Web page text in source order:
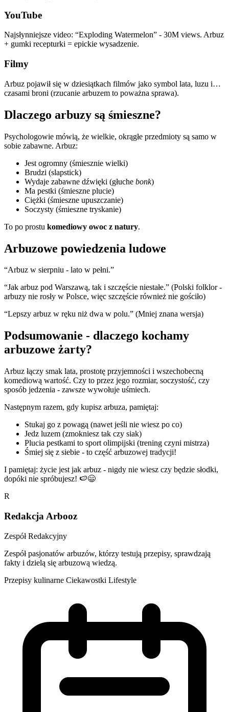
YouTube
Najsłynniejsze video: “Exploding Watermelon” - 30M views. Arbuz
+ gumki recepturki = epickie wysadzenie.
Filmy
Arbuz pojawił się w dziesiątkach filmów jako symbol lata, luzu i…
czasami broni (rzucanie arbuzem to poważna sprawa).
Dlaczego arbuzy są śmieszne?
Psychologowie mówią, że wielkie, okrągłe przedmioty są samo w
sobie zabawne. Arbuz:
Jest ogromny (śmiesznie wielki)
Brudzi (slapstick)
Wydaje zabawne dźwięki (głuche bonk)
Ma pestki (śmieszne plucie)
Ciężki (śmieszne upuszczanie)
Soczysty (śmieszne tryskanie)
To po prostu komediowy owoc z natury.
Arbuzowe powiedzenia ludowe
“Arbuz w sierpniu - lato w pełni.”
“Jak arbuz pod Warszawą, tak i szczęście niestałe.” (Polski folklor -
arbuzy nie rosły w Polsce, więc szczęście również nie gościło)
“Lepszy arbuz w ręku niż dwa w polu.” (Mniej znana wersja)
Podsumowanie - dlaczego kochamy
arbuzowe żarty?
Arbuz łączy smak lata, prostotę przyjemności i wszechobecną
komediową wartość. Czy to przez jego rozmiar, soczystość, czy
sposób jedzenia - zawsze wywołuje uśmiech.
Następnym razem, gdy kupisz arbuza, pamiętaj:
Stukaj go z powagą (nawet jeśli nie wiesz po co)
Jedz luzem (zmokniesz tak czy siak)
Plucia pestkami to sport olimpijski (trening czyni mistrza)
Śmiej się z siebie - to część arbuzowej tradycji!
I pamiętaj: życie jest jak arbuz - nigdy nie wiesz czy będzie słodki,
dopóki nie spróbujesz! 🍉😄
R
Redakcja Arbooz
Zespół Redakcyjny
Zespół pasjonatów arbuzów, którzy testują przepisy, sprawdzają
fakty i dzielą się arbuzową wiedzą.
Przepisy kulinarne Ciekawostki Lifestyle